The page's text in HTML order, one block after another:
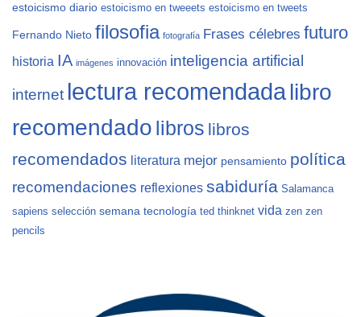
estoicismo diario estoicismo en tweeets estoicismo en tweets
Fernando Nieto filosofia fotografía Frases célebres futuro
historia IA imágenes innovación inteligencia artificial
internet lectura recomendadalibro
recomendado libros libros
recomendados literatura mejor pensamiento política
recomendaciones reflexiones sabiduría Salamanca
sapiens selección semana tecnología ted thinknet vida zen zen
pencils